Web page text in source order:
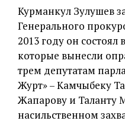
Курманкул Зулушев
Генерального
2013 году он состоял
которые вынесли
трем депутатам
Журт» – Камчыбеку
Жапарову и Таланту
насильственном